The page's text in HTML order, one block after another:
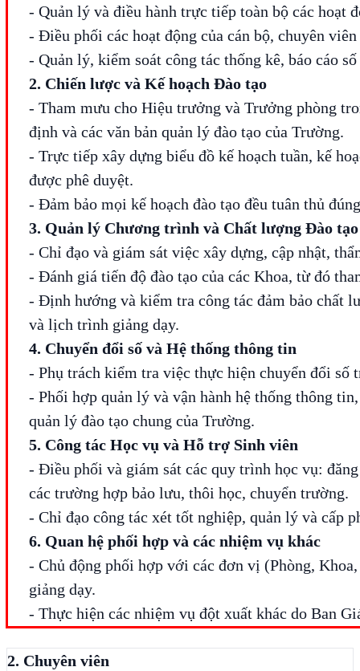
- Quản lý và điều hành trực tiếp toàn bộ các hoạt
- Điều phối các hoạt động của cán bộ, chuyên
- Quản lý, kiểm soát công tác thống kê, báo cáo
2. Chiến lược và Kế hoạch Đào tạo
- Tham mưu cho Hiệu trưởng và Trưởng phòng
định và các văn bản quản lý đào tạo của Trường.
- Trực tiếp xây dựng biểu đồ kế hoạch tuần, kế
được phê duyệt.
- Đảm bảo mọi kế hoạch đào tạo đều tuân thủ
3. Quản lý Chương trình và Chất lượng Đào tạo
- Chỉ đạo và giám sát việc xây dựng, cập nhật,
- Đánh giá tiến độ đào tạo của các Khoa, từ đó
- Định hướng và kiểm tra công tác đảm bảo chất
và lịch trình giảng dạy.
4. Chuyển đổi số và Hệ thống thông tin
- Phụ trách kiểm tra việc thực hiện chuyển đổi số
- Phối hợp quản lý và vận hành hệ thống thông
quản lý đào tạo chung của Trường.
5. Công tác Học vụ và Hỗ trợ Sinh viên
- Điều phối và giám sát các quy trình học vụ:
các trường hợp bảo lưu, thôi học, chuyển trường.
- Chỉ đạo công tác xét tốt nghiệp, quản lý và cấp
6. Quan hệ phối hợp và các nhiệm vụ khác
- Chủ động phối hợp với các đơn vị (Phòng,
giảng dạy.
- Thực hiện các nhiệm vụ đột xuất khác do Ban
2. Chuyên viên